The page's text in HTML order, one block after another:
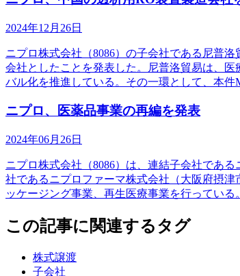
2024年12月26日
ニプロ株式会社（8086）の子会社である尼普
会社としたことを発表した。尼普洛貿易は、
バル化を推進している。その一環として、本
ニプロ、医薬品事業の再編を発表
2024年06月26日
ニプロ株式会社（8086）は、連結子会社であ
社であるニプロファーマ株式会社（大阪府摂
ッケージング事業、再生医療事業を行っている
この記事に関連するタグ
株式譲渡
子会社